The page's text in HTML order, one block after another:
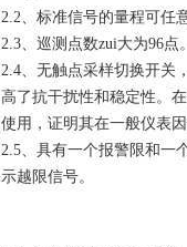
2.2、标准信号的量程可任
2.3、巡测点数zui大为96点。
2.4、无触点采样切换开关
高了抗干扰性和稳定性。
使用，证明其在一般仪表
2.5、具有一个报警限和一
示越限信号。